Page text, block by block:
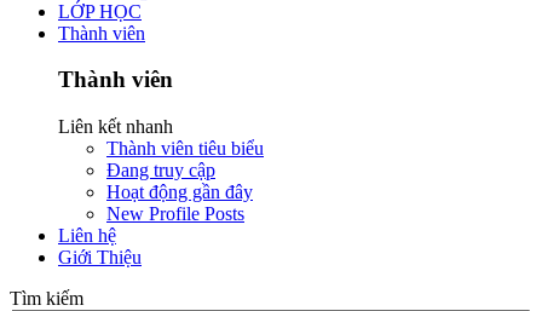
LỚP HỌC
Thành viên
Thành viên
Liên kết nhanh
Thành viên tiêu biểu
Đang truy cập
Hoạt động gần đây
New Profile Posts
Liên hệ
Giới Thiệu
Tìm kiếm